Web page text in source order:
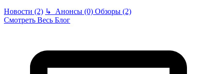
Новости (2) ↳ Анонсы (0) Обзоры (2)
Смотреть Весь Блог